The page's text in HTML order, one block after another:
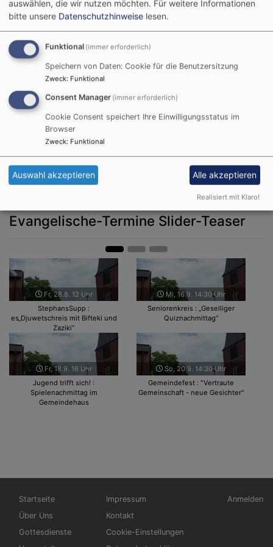
Oktober 2026, 9 Uhr
plus und vorherige Anmeldung bei Maria Ludwig (Tel.
06026/4293) an.
Ihr Impuls-Team
Maria Ludwig, Sabine Heidecke
Evangelische-Termine Slider-Teaser
Fr, 28.8. 12 Uhr
StephansSupp :
es„Djuwetschreis mit Bifteki und
Zaziki“
Mi, 16.9. 14:30 Uhr
Seniorenkreis : „Geselliger
Quiznachmittag“
Fr, 18.9. 16 Uhr
Jugend trifft sich! :
Spielenachmittag im
Gemeindehaus
So, 20.9. 14:30 Uhr
Gemeindefest : "Vertraute
Gemeinschaft - neue Gesichter"
Zurück
Hauptnavigation
Startseite
Über Uns
Gottesdienste
Fußbereichsmenü
Impressum
Kontakt
Cookie-Einstellungen
Anmelden
auswählen, die wir nutzen möchten. Für weitere Informationen
bitte unsere Datenschutzhinweise lesen.
Funktional (immer erforderlich)
Speichern von Daten: Cookie für die Benutzersitzung
Zweck: Funktional
Consent Manager (immer erforderlich)
Cookie Consent speichert Ihre Einwilligungsstatus im
Browser
Zweck: Funktional
Auswahl akzeptieren Alle akzeptieren
Realisiert mit Klaro!